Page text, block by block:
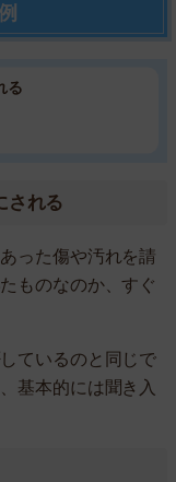
る
される
った傷や汚れを請
ものなのか、すぐ
ているのと同じで
基本的には聞き入